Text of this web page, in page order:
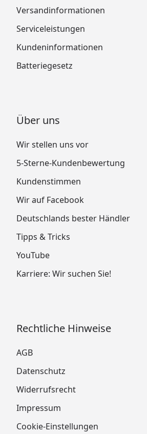
Versandinformationen
Serviceleistungen
Kundeninformationen
Batteriegesetz
Über uns
Wir stellen uns vor
5-Sterne-Kundenbewertung
Kundenstimmen
Wir auf Facebook
Deutschlands bester Händler
Tipps & Tricks
YouTube
Karriere: Wir suchen Sie!
Rechtliche Hinweise
AGB
Datenschutz
Widerrufsrecht
Impressum
Cookie-Einstellungen